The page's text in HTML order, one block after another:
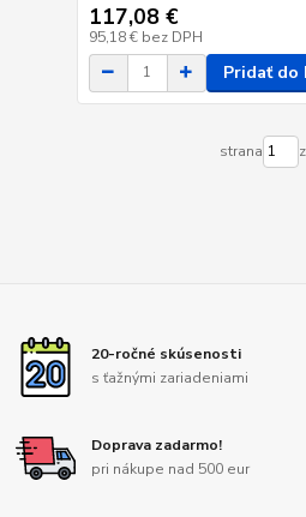
117,08 €
95,18 € bez DPH
Pridať do
strana
20-ročné skúsenosti
s ťažnými zariadeniami
Doprava zadarmo!
pri nákupe nad 500 eur